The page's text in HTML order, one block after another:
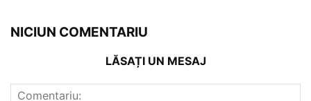
NICIUN COMENTARIU
LĂSAȚI UN MESAJ